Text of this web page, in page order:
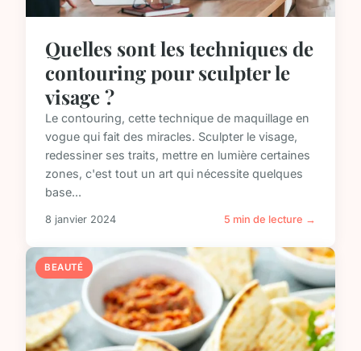
Quelles sont les techniques de
contouring pour sculpter le
visage ?
Le contouring, cette technique de maquillage en
vogue qui fait des miracles. Sculpter le visage,
redessiner ses traits, mettre en lumière certaines
zones, c'est tout un art qui nécessite quelques
base...
8 janvier 2024 5 min de lecture →
BEAUTÉ